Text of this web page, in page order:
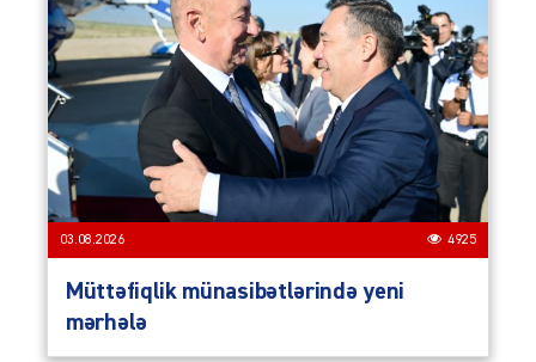
03.08.2026 4925
Müttəfiqlik münasibətlərində yeni
mərhələ